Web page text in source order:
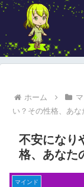
ホーム
い？その性格、あ
不安になり
格、あなた
マインド